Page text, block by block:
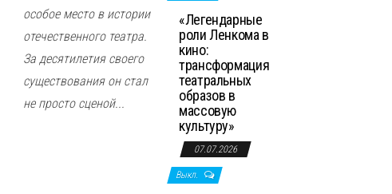
особое место в истории
отечественного театра.
За десятилетия своего
существования он стал
не просто сценой...
«Легендарные
роли Ленкома в
кино:
трансформация
театральных
образов в
массовую
культуру»
07.07.2026
Выкл.